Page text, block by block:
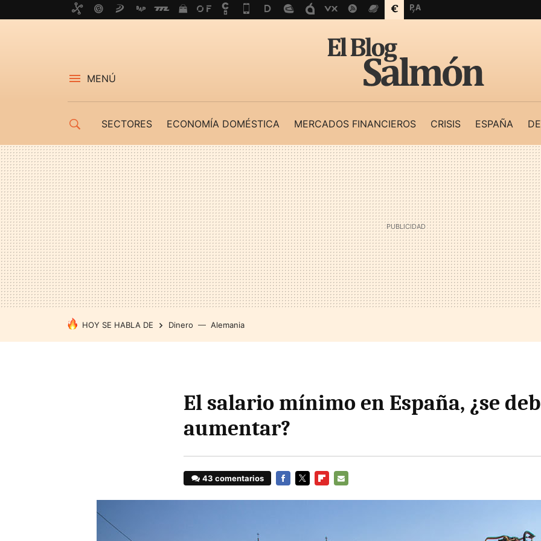
MENÚ
SECTORES ECONOMÍA DOMÉSTICA MERCADOS FINANCIEROS CRISIS ESPAÑA
HOY SE HABLA DE Dinero Alemania
El salario mínimo en España, ¿se
aumentar?
43 comentarios